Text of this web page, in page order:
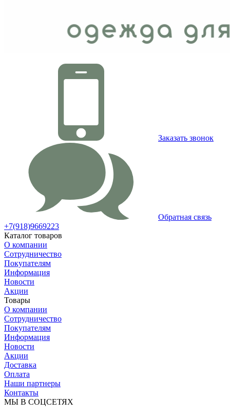
Заказать звонок
Обратная связь
+7(918)9669223
Каталог товаров
О компании
Сотрудничество
Покупателям
Информация
Новости
Акции
Товары
О компании
Сотрудничество
Покупателям
Информация
Новости
Акции
Доставка
Оплата
Наши партнеры
Контакты
МЫ В СОЦСЕТЯХ